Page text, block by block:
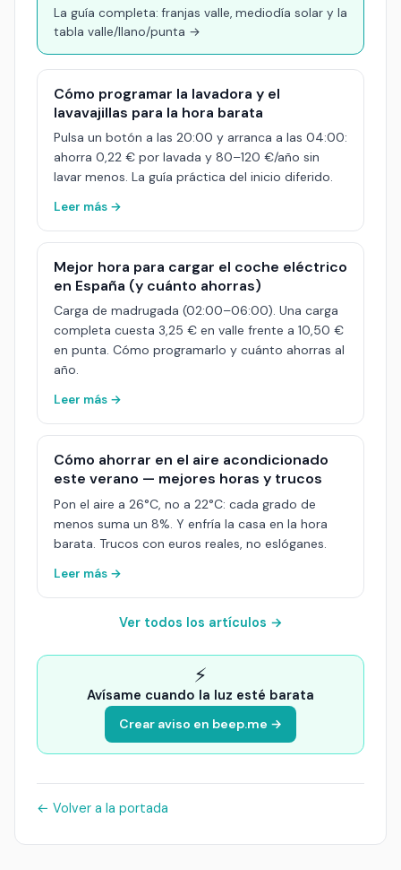
La guía completa: franjas valle, mediodía solar y la
tabla valle/llano/punta →
Cómo programar la lavadora y el
lavavajillas para la hora barata
Pulsa un botón a las 20:00 y arranca a las 04:00:
ahorra 0,22 € por lavada y 80–120 €/año sin
lavar menos. La guía práctica del inicio diferido.
Leer más →
Mejor hora para cargar el coche eléctrico
en España (y cuánto ahorras)
Carga de madrugada (02:00–06:00). Una carga
completa cuesta 3,25 € en valle frente a 10,50 €
en punta. Cómo programarlo y cuánto ahorras al
año.
Leer más →
Cómo ahorrar en el aire acondicionado
este verano — mejores horas y trucos
Pon el aire a 26°C, no a 22°C: cada grado de
menos suma un 8%. Y enfría la casa en la hora
barata. Trucos con euros reales, no eslóganes.
Leer más →
Ver todos los artículos →
⚡
Avísame cuando la luz esté barata
Crear aviso en beep.me →
← Volver a la portada